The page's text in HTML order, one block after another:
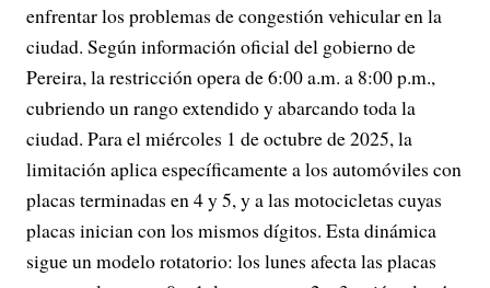
enfrentar los problemas de congestión vehicular en la
ciudad. Según información oficial del gobierno de
Pereira, la restricción opera de 6:00 a.m. a 8:00 p.m.,
cubriendo un rango extendido y abarcando toda la
ciudad. Para el miércoles 1 de octubre de 2025, la
limitación aplica específicamente a los automóviles con
placas terminadas en 4 y 5, y a las motocicletas cuyas
placas inician con los mismos dígitos. Esta dinámica
sigue un modelo rotatorio: los lunes afecta las placas